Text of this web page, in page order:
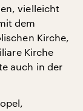
vielleicht
dem
Kirche,
Kirche
auch in der